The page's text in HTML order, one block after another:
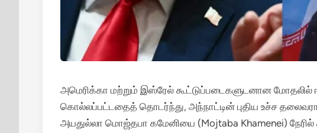
அமெரிக்கா மற்றும் இஸ்ரேல் கூட்டுப்படைகளுடனான
கொல்லப்பட்டதைத் தொடர்ந்து, அந்நாட்டின் புதிய உச்ச
அயதுல்லா மொஜ்தபா கமேனியை (Mojtaba Khamenei)